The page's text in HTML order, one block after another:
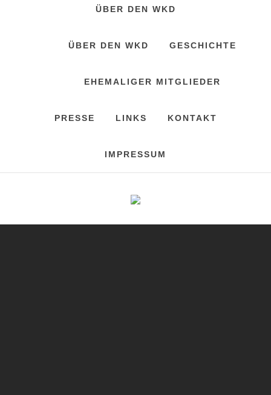
ÜBER DEN WKD
ÜBER DEN WKD GESCHICHTE
EHEMALIGER MITGLIEDER
PRESSE LINKS KONTAKT
IMPRESSUM